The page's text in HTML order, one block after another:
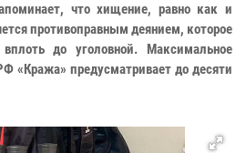
что хищение, равно как и
противоправным деянием, которое
вплоть до уголовной. Максимальное
«Кража» предусматривает до десяти